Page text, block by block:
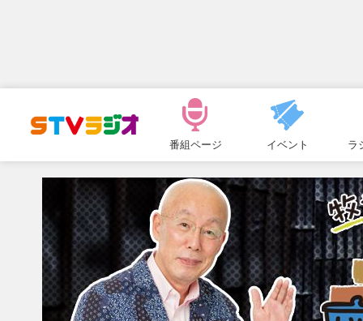
ュ
ー
番組ページ イベント ラ